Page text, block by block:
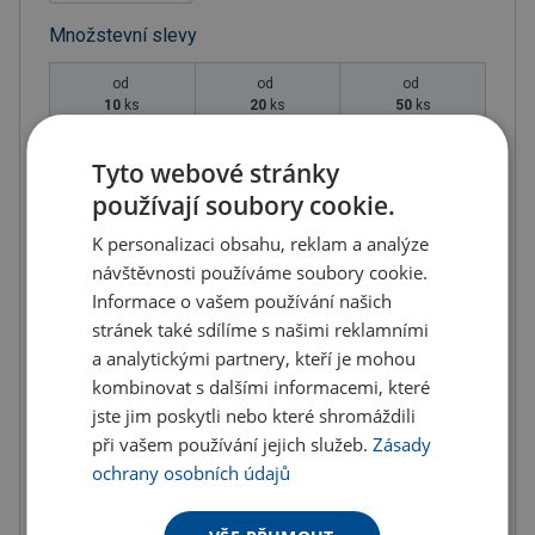
Množstevní slevy
od
10 ks
(-7.00%)
od
20 ks
(- 10.00%)
od
50 ks
od
108.39 Kč
(-
20.00
od
101.62 Kč
%)
94.84 Kč
(-
Na skladě 1 ks - můžete mít 11.8.
Do košíku
Tyto webové stránky
používají soubory cookie.
K personalizaci obsahu, reklam a analýze
návštěvnosti používáme soubory cookie.
Informace o vašem používání našich
stránek také sdílíme s našimi reklamními
a analytickými partnery, kteří je mohou
kombinovat s dalšími informacemi, které
jste jim poskytli nebo které shromáždili
při vašem používání jejich služeb.Zásady
ochrany osobních údajů